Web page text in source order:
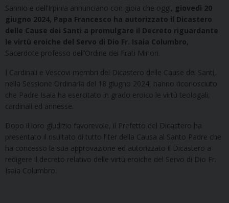
Sannio e dell’Irpinia annunciano con gioia che oggi, giovedì 20
giugno 2024, Papa Francesco ha autorizzato il Dicastero
delle Cause dei Santi a promulgare il Decreto riguardante
le virtù eroiche del Servo di Dio Fr. Isaia Columbro,
Sacerdote professo dell’Ordine dei Frati Minori.
I Cardinali e Vescovi membri del Dicastero delle Cause dei Santi,
nella Sessione Ordinaria del 18 giugno 2024, hanno riconosciuto
che Padre Isaia ha esercitato in grado eroico le virtù teologali,
cardinali ed annesse.
Dopo il loro giudizio favorevole, il Prefetto del Dicastero ha
presentato il risultato di tutto l’iter della Causa al Santo Padre che
ha concesso la sua approvazione ed autorizzato il Dicastero a
redigere il decreto relativo delle virtù eroiche del Servo di Dio Fr.
Isaia Columbro.